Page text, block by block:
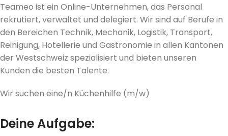
Teameo ist ein Online-Unternehmen, das Personal
rekrutiert, verwaltet und delegiert. Wir sind auf Berufe in
den Bereichen Technik, Mechanik, Logistik, Transport,
Reinigung, Hotellerie und Gastronomie in allen Kantonen
der Westschweiz spezialisiert und bieten unseren
Kunden die besten Talente.
Wir suchen eine/n Küchenhilfe (m/w)
Deine Aufgabe: